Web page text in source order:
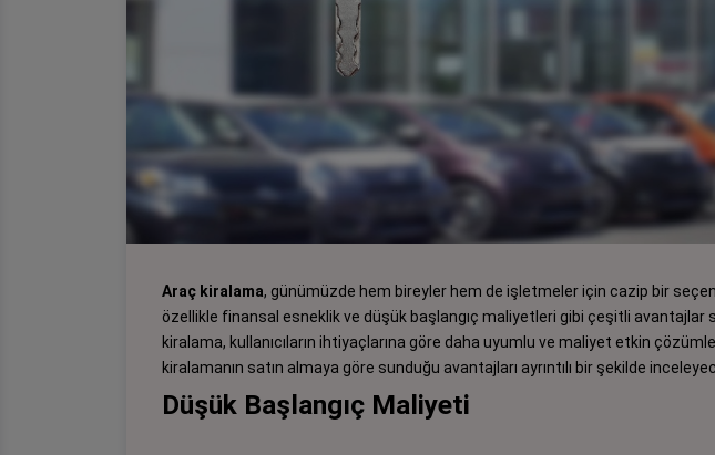
Araç kiralama, günümüzde hem bireyler hem de işletmeler için cazip bir
özellikle finansal esneklik ve düşük başlangıç maliyetleri gibi çeşitli avantajlar
kiralama, kullanıcıların ihtiyaçlarına göre daha uyumlu ve maliyet etkin
kiralamanın satın almaya göre sunduğu avantajları ayrıntılı bir şekilde
Düşük Başlangıç Maliyeti